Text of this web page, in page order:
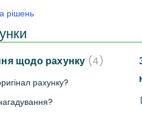
рішень
щодо рахунку 4
рахунку?